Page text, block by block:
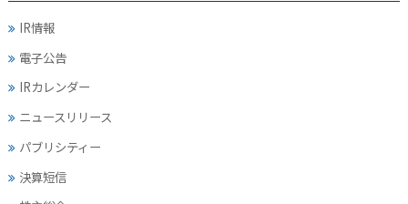
IR情報
電子公告
IRカレンダー
ニュースリリース
パブリシティー
決算短信